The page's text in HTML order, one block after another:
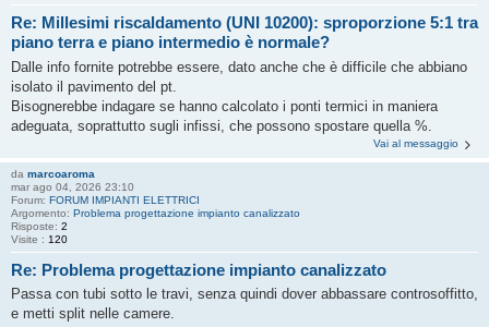
Re: Millesimi riscaldamento (UNI 10200): sproporzione 5:1 tra
piano terra e piano intermedio è normale?
Dalle info fornite potrebbe essere, dato anche che è difficile che abbiano
isolato il pavimento del pt.
Bisognerebbe indagare se hanno calcolato i ponti termici in maniera
adeguata, soprattutto sugli infissi, che possono spostare quella %.
Vai al messaggio
da marcoaroma
mar ago 04, 2026 23:10
Forum: FORUM IMPIANTI ELETTRICI
Argomento: Problema progettazione impianto canalizzato
Risposte: 2
Visite : 120
Re: Problema progettazione impianto canalizzato
Passa con tubi sotto le travi, senza quindi dover abbassare controsoffitto,
e metti split nelle camere.